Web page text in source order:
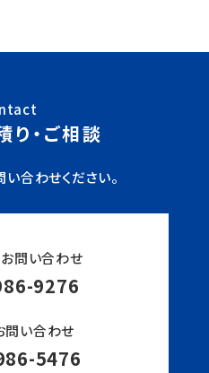
り・ご相談
合わせください。
問い合わせ
9276
問い合わせ
5476